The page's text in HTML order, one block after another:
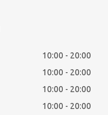
10:00
20:00
10:00
20:00
10:00
20:00
10:00
20:00